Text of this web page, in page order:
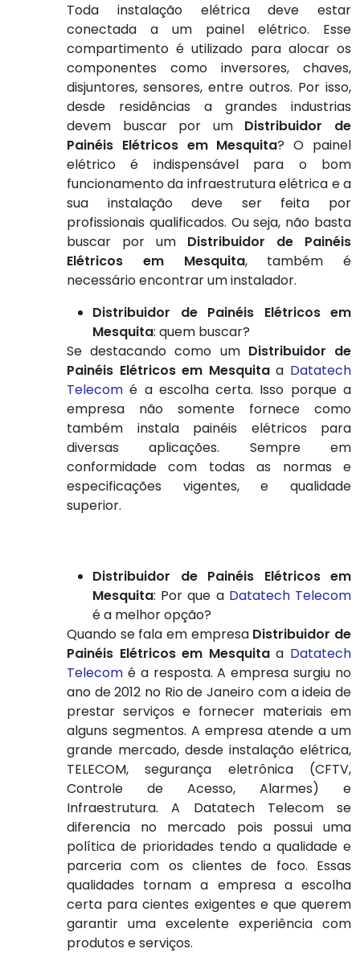
Toda instalação elétrica deve estar
conectada a um painel elétrico. Esse
compartimento é utilizado para alocar os
componentes como inversores, chaves,
disjuntores, sensores, entre outros. Por isso,
desde residências a grandes industrias
devem buscar por um Distribuidor de
Painéis Elétricos em Mesquita? O painel
elétrico é indispensável para o bom
funcionamento da infraestrutura elétrica e a
sua instalação deve ser feita por
profissionais qualificados. Ou seja, não basta
buscar por um Distribuidor de Painéis
Elétricos em Mesquita, também é
necessário encontrar um instalador.
Distribuidor de Painéis Elétricos em
Mesquita: quem buscar?
Se destacando como um Distribuidor de
Painéis Elétricos em Mesquitaa Datatech
Telecom é a escolha certa. Isso porque a
empresa não somente fornece como
também instala painéis elétricos para
diversas aplicações. Sempre em
conformidade com todas as normas e
especificações vigentes, e qualidade
superior.
Distribuidor de Painéis Elétricos em
Mesquita: Por que a Datatech Telecom
é a melhor opção?
Quando se fala em empresa Distribuidor de
Painéis Elétricos em Mesquitaa Datatech
Telecom é a resposta. A empresa surgiu no
ano de 2012 no Rio de Janeiro com a ideia de
prestar serviços e fornecer materiais em
alguns segmentos. A empresa atende a um
grande mercado, desde instalação elétrica,
TELECOM, segurança eletrônica (CFTV,
Controle de Acesso, Alarmes) e
Infraestrutura. A Datatech Telecom se
diferencia no mercado pois possui uma
política de prioridades tendo a qualidade e
parceria com os clientes de foco. Essas
qualidades tornam a empresa a escolha
certa para cientes exigentes e que querem
garantir uma excelente experiência com
produtos e serviços.